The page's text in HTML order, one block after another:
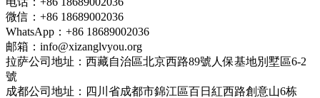
微信：+86 18689002036
WhatsApp：+86 18689002036
邮箱：info@xizanglvyou.org
拉萨公司地址：西藏自治區北京西路89號人保基地別墅區6-2
號
成都公司地址：四川省成都市錦江區百日紅西路創意山6栋